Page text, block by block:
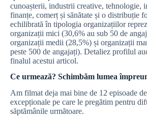
cunoașterii, industrii creative, tehnologie,
finanțe, comerț și sănătate și o distribuție
echilibrată în tipologia organizațiilor
organizații mici (30,6% au sub 50 de
organizații medii (28,5%) și organizații
peste 500 de angajați). Detaliez profilul
finalul acestui articol.
Ce urmează? Schimbăm lumea
Am filmat deja mai bine de 12 episoade
excepționale pe care le pregătim pentru
săptămânile următoare.